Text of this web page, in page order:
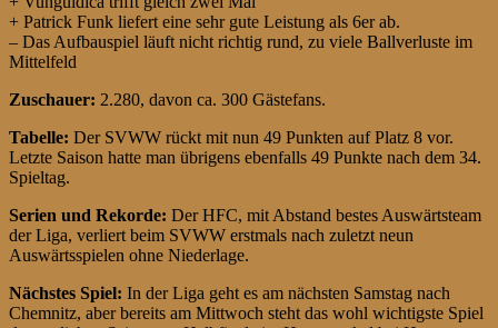
+ Patrick Funk liefert eine sehr gute Leistung als 6er ab.
– Das Aufbauspiel läuft nicht richtig rund, zu viele Ballverluste im
Mittelfeld
Zuschauer: 2.280, davon ca. 300 Gästefans.
Tabelle: Der SVWW rückt mit nun 49 Punkten auf Platz 8 vor.
Letzte Saison hatte man übrigens ebenfalls 49 Punkte nach dem 34.
Spieltag.
Serien und Rekorde: Der HFC, mit Abstand bestes Auswärtsteam
der Liga, verliert beim SVWW erstmals nach zuletzt neun
Auswärtsspielen ohne Niederlage.
Nächstes Spiel: In der Liga geht es am nächsten Samstag nach
Chemnitz, aber bereits am Mittwoch steht das wohl wichtigste Spiel